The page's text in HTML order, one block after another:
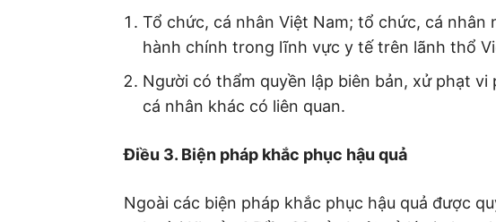
Tổ chức, cá nhân Việt Nam; tổ chức, cá nhân
hành chính trong lĩnh vực y tế trên lãnh thổ
Người có thẩm quyền lập biên bản, xử phạt
cá nhân khác có liên quan.
Điều 3. Biện pháp khắc phục hậu quả
Ngoài các biện pháp khắc phục hậu quả được